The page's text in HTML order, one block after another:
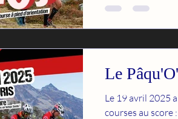
Le
Le 19 avril 2025
courses au score